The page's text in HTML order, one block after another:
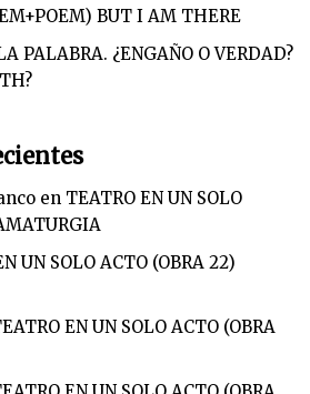
BUT I AM THERE
PALABRA. ¿ENGAÑO O VERDAD?
en TEATRO EN UN SOLO
UN SOLO ACTO (OBRA 22)
EN UN SOLO ACTO (OBRA